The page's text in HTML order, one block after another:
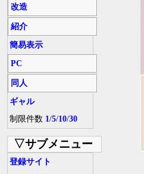
改造
紹介
簡易表示
PC
同人
ギャル
制限件数 1/5/10/30
▽サブメニュー
登録サイト